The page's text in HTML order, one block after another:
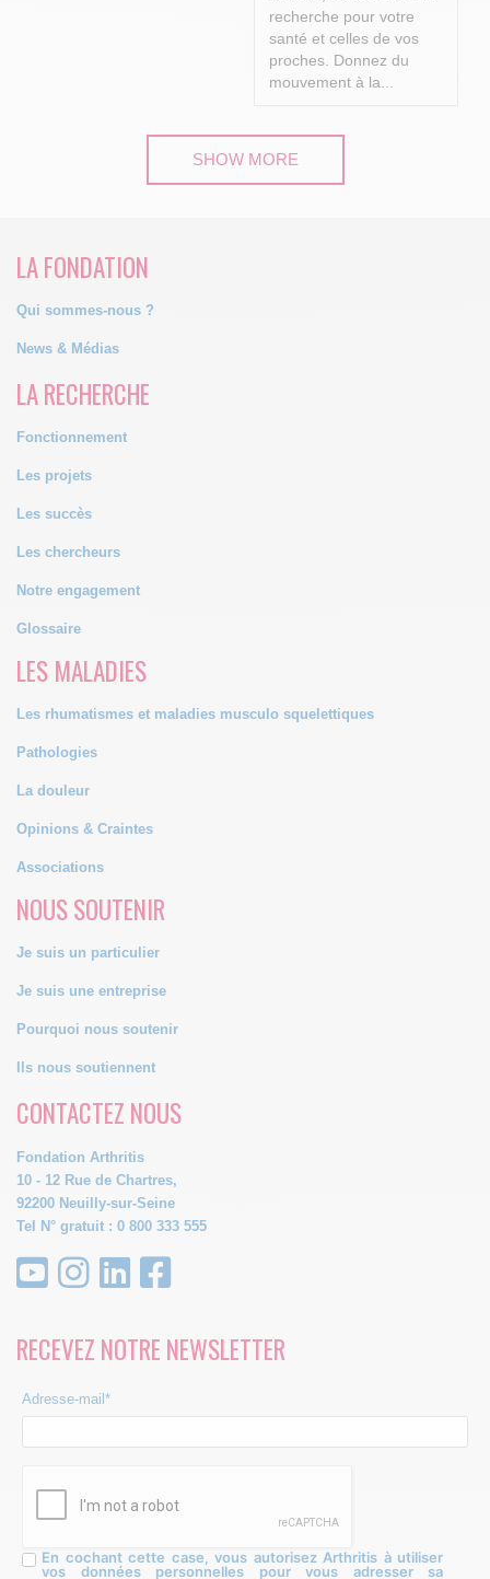
recherche pour votre
santé et celles de vos
proches. Donnez du
mouvement à la...
SHOW MORE
LA FONDATION
Qui sommes-nous ?
News & Médias
LA RECHERCHE
Fonctionnement
Les projets
Les succès
Les chercheurs
Notre engagement
Glossaire
LES MALADIES
Les rhumatismes et maladies musculo squelettiques
Pathologies
La douleur
Opinions & Craintes
Associations
NOUS SOUTENIR
Je suis un particulier
Je suis une entreprise
Pourquoi nous soutenir
Ils nous soutiennent
CONTACTEZ NOUS
Fondation Arthritis
10 - 12 Rue de Chartres,
92200 Neuilly-sur-Seine
Tel N° gratuit : 0 800 333 555
RECEVEZ NOTRE NEWSLETTER
Adresse-mail*
En cochant cette case, vous autorisez Arthritis à utiliser
vos données personnelles pour vous adresser sa